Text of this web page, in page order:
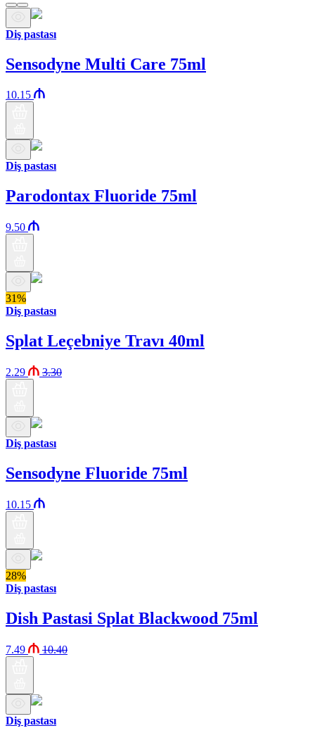
Diş pastası
Sensodyne Multi Care 75ml
10.15
Diş pastası
Parodontax Fluoride 75ml
9.50
31%
Diş pastası
Splat Leçebniye Travı 40ml
2.29 3.30
Diş pastası
Sensodyne Fluoride 75ml
10.15
28%
Diş pastası
Dish Pastasi Splat Blackwood 75ml
7.49 10.40
Diş pastası